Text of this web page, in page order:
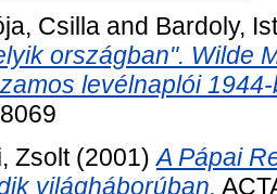
Csilla and Bardoly,
országban". Wilde
levélnaplói
Zsolt(2001)A Pápai
világháborúban.